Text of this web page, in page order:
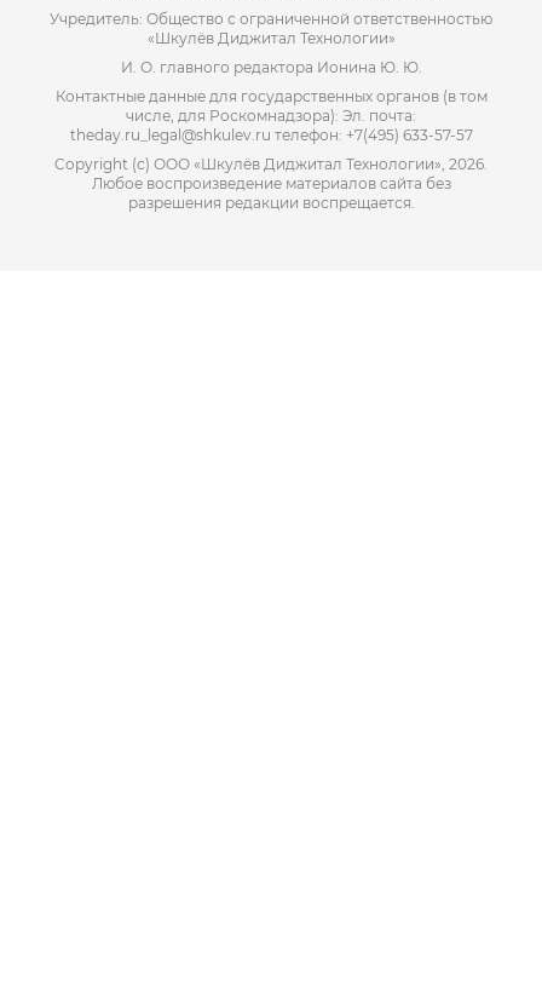
Учредитель: Общество с ограниченной ответственностью
«Шкулёв Диджитал Технологии»
И. О. главного редактора Ионина Ю. Ю.
Контактные данные для государственных органов (в том
числе, для Роскомнадзора): Эл. почта:
theday.ru_legal@shkulev.ru телефон: +7(495) 633-57-57
Copyright (с) ООО «Шкулёв Диджитал Технологии», 2026.
Любое воспроизведение материалов сайта без
разрешения редакции воспрещается.